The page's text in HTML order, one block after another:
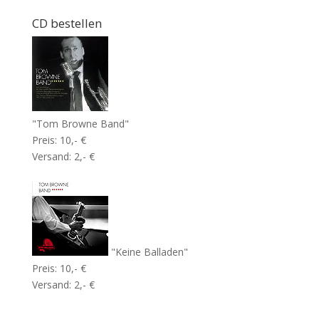
CD bestellen
"Tom Browne Band"
Preis: 10,- €
Versand: 2,- €
"Keine Balladen"
Preis: 10,- €
Versand: 2,- €